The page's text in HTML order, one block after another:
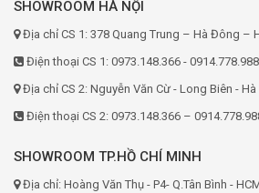
SHOWROOM HÀ NỘI
Địa chỉ CS 1: 378 Quang Trung – Hà Đông –
Điện thoại CS 1: 0973.148.366 - 0914.778.988
Địa chỉ CS 2: Nguyễn Văn Cừ - Long Biên - Hà
Điện thoại CS 2: 0973.148.366 –
SHOWROOM TP.HỒ CHÍ MINH
Địa chỉ: Hoàng Văn Thụ - P4- Q.Tân Bình -